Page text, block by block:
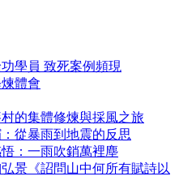
學員 致死案例頻現
體會
的集體修煉與採風之旅
從暴雨到地震的反思
：一雨吹銷萬裡塵
景《詔問山中何所有賦詩以